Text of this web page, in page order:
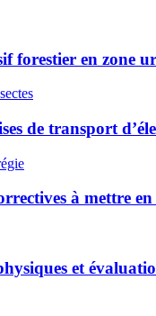
forestier en zone
de transport
à mettre
et